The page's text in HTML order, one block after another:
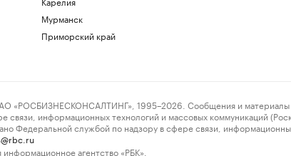
Мурманск
Приморский край
1995–2026. Сообщения и материалы
связи, информационных технологий и массовых коммуникаций
Федеральной службой по надзору в сфере связи,
агентство «РБК».